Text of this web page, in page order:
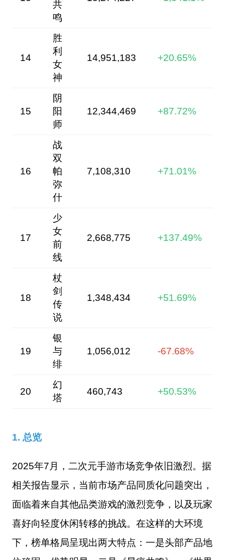
共
鸣
14
胜
利
女
神
14,951,183 +20.65%
15
阴
阳
师
12,344,469 +87.72%
16
战
双
帕
弥
什
7,108,310 +71.01%
17
少
女
前
线
2,668,775 +137.49%
18
杖
剑
传
说
1,348,434 +51.69%
19
银
与
绯
1,056,012 -67.68%
20
幻
塔
460,743 +50.53%
1. 总览
2025年7月，二次元手游市场竞争依旧激烈。据
相关报告显示，当前市场产品同质化问题突出，
面临着来自其他品类游戏的激烈竞争，以及玩家
喜好向轻度休闲转移的挑战。在这样的大环境
下，榜单格局呈现出两大特点：一是头部产品地